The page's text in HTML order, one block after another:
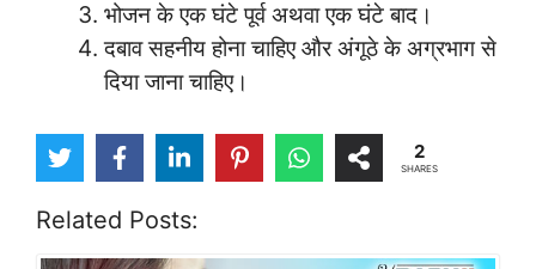
भोजन के एक घंटे पूर्व अथवा एक घंटे बाद।
दबाव सहनीय होना चाहिए और अंगूठे के अग्रभाग से
दिया जाना चाहिए।
2
SHARES
Related Posts: